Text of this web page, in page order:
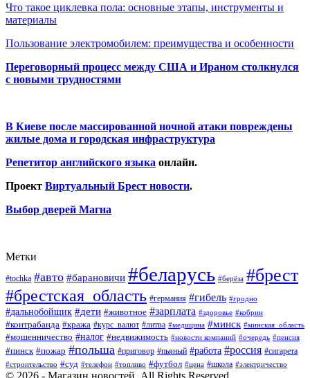
Что такое циклевка пола: основные этапы, инструменты и
материалы
Пользование электромобилем: преимущества и особенности
Переговорный процесс между США и Ираном столкнулся
с новыми трудностями
В Киеве после массированной ночной атаки повреждены
жилые дома и городская инфраструктура
Репетитор английского языка онлайн.
Проект Виртуальный Брест новости.
Выбор дверей Магна
Метки
#tochka #авто #барановичи #беларусь #берёза #брест
#брестская_область #германия #гибель #гродно
#дальнобойщик #дети #животное #зарплата #здоровье #кобрин
#контрабанда #кража #курс_валют #литва #медицина #минск #минская_область
#мошенничество #налог #недвижимость #новости компаний #очередь #пенсия
#пинск #пожар #польша #приговор #пьяный #работа #россия #сигарета
#строительство #суд #телефон #топливо #футбол #цена #школа #электричество
© 2026 - Магазин новостей. All Rights Reserved.